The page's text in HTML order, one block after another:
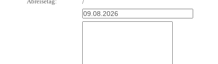
Abreisetag:
/